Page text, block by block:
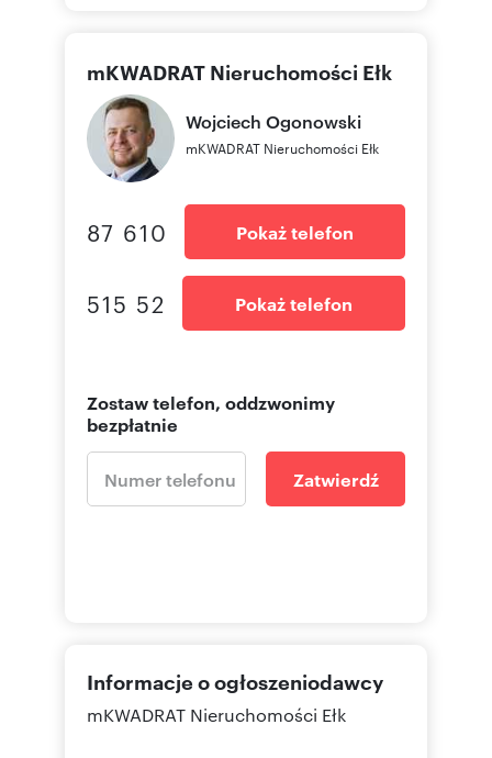
mKWADRAT Nieruchomości Ełk
Wojciech Ogonowski
mKWADRAT Nieruchomości Ełk
87 610 Pokaż telefon
515 52 Pokaż telefon
Zostaw telefon, oddzwonimy
bezpłatnie
Zatwierdź
Informacje o ogłoszeniodawcy
mKWADRAT Nieruchomości Ełk